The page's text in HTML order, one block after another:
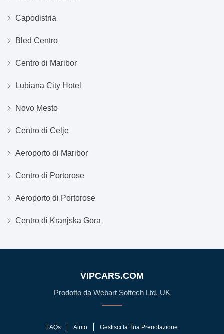
Capodistria
Bled Centro
Centro di Maribor
Lubiana City Hotel
Novo Mesto
Centro di Celje
Aeroporto di Maribor
Centro di Portorose
Aeroporto di Portorose
Centro di Kranjska Gora
VIPCARS.COM
Prodotto da Webart Softech Ltd, UK
FAQs Aiuto Gestisci la Tua Prenotazione